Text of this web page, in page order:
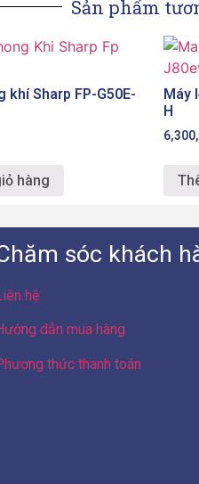
Sản phẩm
khí Sharp FP-G50E-
hàng
Máy
H
sóc khách
hệ
dẫn mua hàng
thức thanh toán